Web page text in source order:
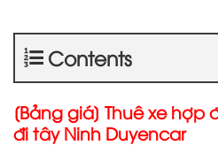
Contents
[Bảng giá] Thuê xe hợp
đi tây Ninh Duyencar